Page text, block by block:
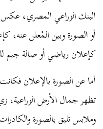
البنك الزراعي المصري، عكس
أو الصورة وبين المُعلن عنه،
كإعلان رياضي أو صالة جيم
أما عن الصورة بالإعلان
تظهر جمال الأرض
وملابس تليق بالصورة